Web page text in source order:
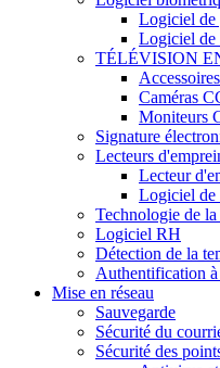
Logiciel de
Logiciel de
TÉLÉVISION
Caméras
Moniteurs
Signature
Lecteurs
Lecteur
Logiciel de
Technologie de
Logiciel RH
Détection de la
Authentification
Mise en réseau
Sauvegarde
Sécurité du
Sécurité des